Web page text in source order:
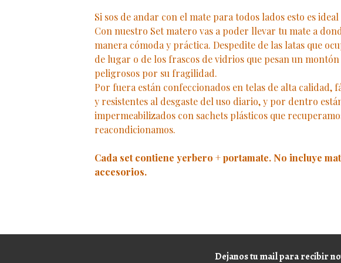
Si sos de andar con el mate para todos lados esto es ideal
Con nuestro Set matero vas a poder llevar tu mate a
manera cómoda y práctica. Despedite de las latas que
de lugar o de los frascos de vidrios que pesan un montón
peligrosos por su fragilidad.
Por fuera están confeccionados en telas de alta calidad,
y resistentes al desgaste del uso diario, y por dentro
impermeabilizados con sachets plásticos que
reacondicionamos.
Cada set contiene yerbero + portamate. No incluye
accesorios.
Dejanos tu mail para recibir